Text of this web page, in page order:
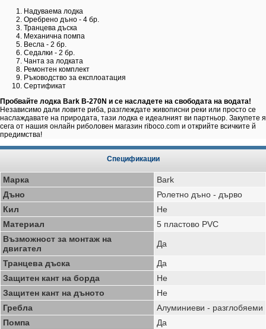
Надуваема лодка
Оребрено дъно - 4 бр.
Транцева дъска
Механична помпа
Весла - 2 бр.
Седалки - 2 бр.
Чанта за лодката
Ремонтен комплект
Ръководство за експлоатация
Сертификат
Пробвайте лодка Bark B-270N и се насладете на свободата на водата!
Независимо дали ловите риба, разглеждате живописни реки или просто се
наслаждавате на природата, тази лодка е идеалният ви партньор. Закупете я
сега от нашия онлайн риболовен магазин riboco.com и открийте всичките й
предимства!
Спецификации
Марка
Bark
Дъно
Ролетно дъно - дърво
Кил
Не
Материал
5 пластово PVC
Възможност за монтаж на
двигател
Да
Транцева дъска
Да
Защитен кант на борда
Не
Защитен кант на дъното
Не
Гребла
Алуминиеви - разглобяеми
Помпа
Да